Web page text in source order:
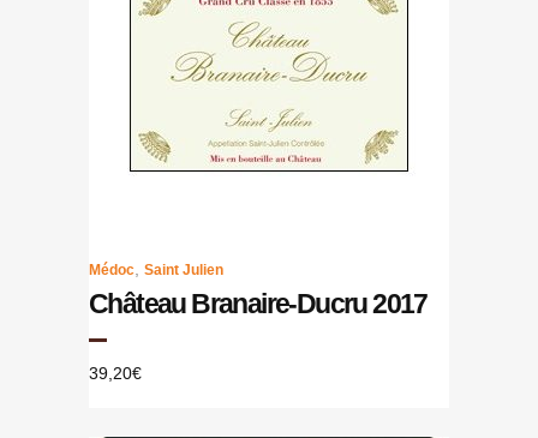
Médoc Saint Julien
Château Branaire-Ducru 2017
39,20€